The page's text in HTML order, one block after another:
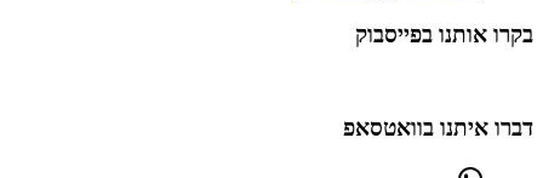
בקרו אותנו בפייסבוק
דברו איתנו בוואטסאפ